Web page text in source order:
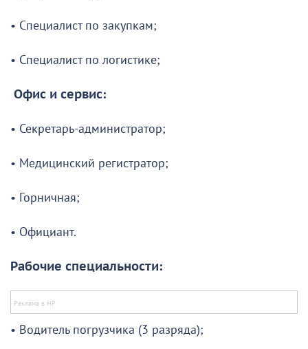
• Специалист по закупкам;
• Специалист по логистике;
Офис и сервис:
• Секретарь-администратор;
• Медицинский регистратор;
• Горничная;
• Официант.
Рабочие специальности:
• Водитель погрузчика (3 разряда);